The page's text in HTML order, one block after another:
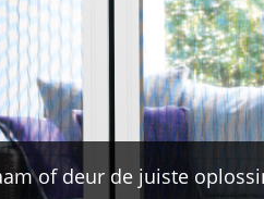
of deur de juiste